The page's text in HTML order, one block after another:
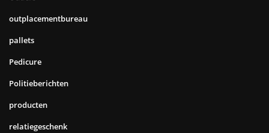
outplacementbureau
pallets
Pedicure
Politieberichten
producten
relatiegeschenk